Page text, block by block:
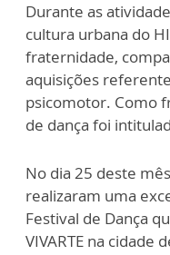
Durante as
cultura urbana do
fraternidade,
aquisições
psicomotor. Como
de dança foi
No dia 25 deste
realizaram uma
Festival de Dança
VIVARTE na cidade